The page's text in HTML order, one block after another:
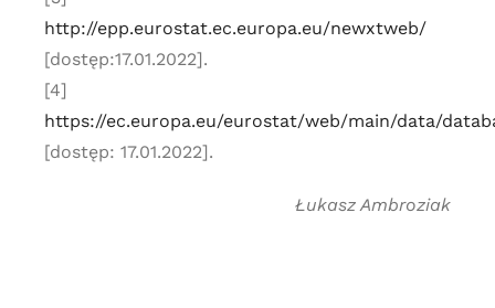
http://epp.eurostat.ec.europa.eu/newxtweb/
[dostęp:17.01.2022].
[4]
https://ec.europa.eu/eurostat/web/main/data/
[dostęp: 17.01.2022].
Łukasz Ambroziak